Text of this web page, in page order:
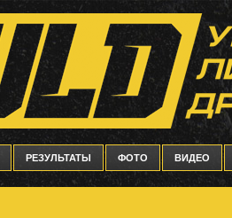
РЕЗУЛЬТАТЫ ФОТО ВИДЕО